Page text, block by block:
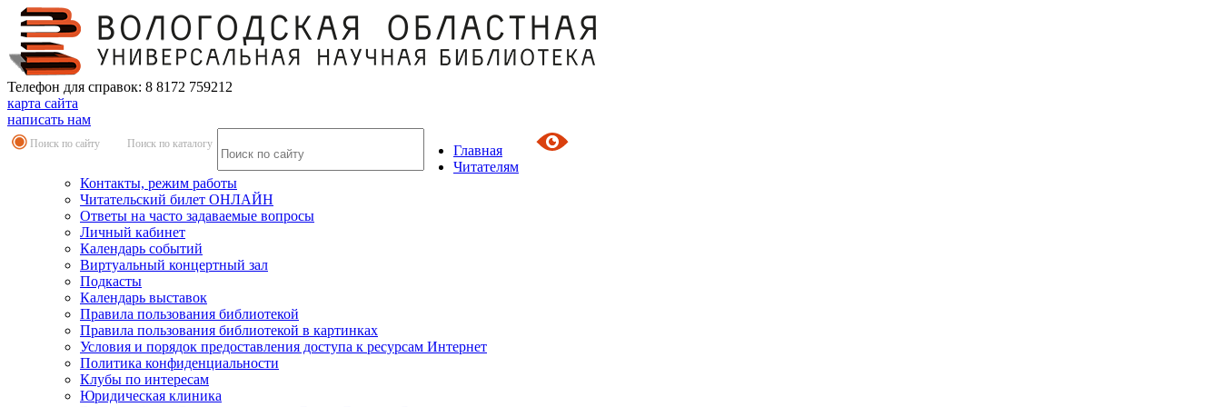
Телефон для справок: 8 8172 759212
карта сайта
написать нам
Поиск по сайту Поиск по каталогу
Главная
Читателям
Контакты, режим работы
Читательский билет ОНЛАЙН
Ответы на часто задаваемые вопросы
Личный кабинет
Календарь событий
Виртуальный концертный зал
Подкасты
Календарь выставок
Правила пользования библиотекой
Правила пользования библиотекой в картинках
Условия и порядок предоставления доступа к ресурсам Интернет
Политика конфиденциальности
Клубы по интересам
Юридическая клиника